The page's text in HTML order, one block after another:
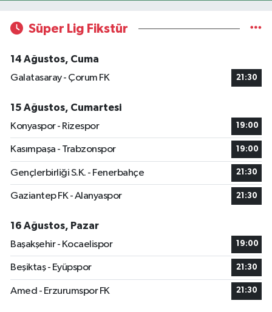
Süper Lig Fikstür
14 Ağustos, Cuma
Galatasaray - Çorum FK
21:30
15 Ağustos, Cumartesi
Konyaspor - Rizespor
19:00
Kasımpaşa - Trabzonspor 19:00
Gençlerbirliği S.K. - Fenerbahçe 21:30
Gaziantep FK - Alanyaspor 21:30
16 Ağustos, Pazar
Başakşehir - Kocaelispor
19:00
Beşiktaş - Eyüpspor 21:30
Amed - Erzurumspor FK 21:30